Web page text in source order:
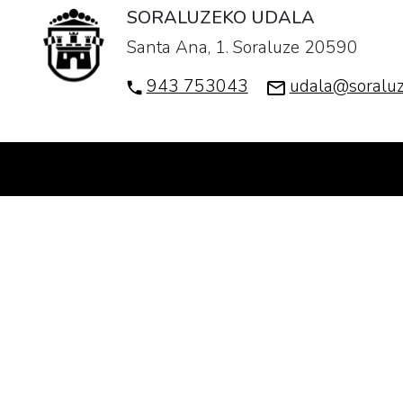
SORALUZEKO UDALA
Santa Ana, 1. Soraluze 20590
943 753043